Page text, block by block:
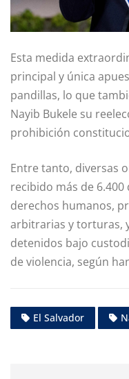
Esta medida
principal y única
pandillas, lo que
Nayib Bukele su
prohibición
Entre tanto, diversas
recibido más de
derechos humanos,
arbitrarias y torturas,
detenidos bajo
de violencia, según
El Salvador